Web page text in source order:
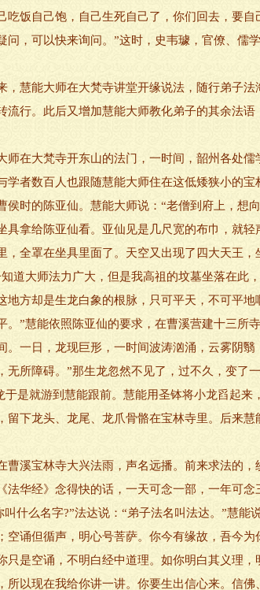
吃饭自己饱，自己生死自己了，你们回去，要
问，可以快来询问。”这时，史韦璩，官僚、儒
慧能大师在大梵寺讲堂开缘说法，随行弟子法
流行。此后又增加慧能大师教化弟子的其余法语
在大梵寺开东山的法门，一时间，韶州各处儒
学者数百人也跟随慧能大师住在这低矮狭小的
侯时的陈亚仙。慧能大师说：“老僧到府上，想
具拿给陈亚仙看。亚仙见是几尺宽的布巾，就
，全罩在坐具里面了。天空又出现了四大天王
道大师法力广大，但是我高祖的坟墓坐落在此
地方却是生龙白象的根脉，只可平天，不可平
。”慧能依照陈亚仙的要求，在曹溪营建十三所
。一日，龙现巨形，一时间波涛汹涌，云雾阴
无所障碍。”那生龙忽然不见了，过不久，变了
于是就游到慧能跟前。慧能用圣钵将小龙舀起
留下龙头、龙尾、龙爪骨骼在宝林寺里。后来
溪宝林寺大兴法雨，声名远播。前来求法的，
法华经》念得快的话，一天可念一部，一年可
叫什么名字?”法达说：“弟子法名叫法达。”慧
空诵但循声，明心号菩萨。你今有缘故，吾今
只是空诵，不明白经中道理。如你明白其义理
所以现在我给你讲一讲。你要生出信心来。信